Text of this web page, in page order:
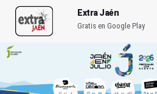
Extra Jaén
Gratis en Google Play